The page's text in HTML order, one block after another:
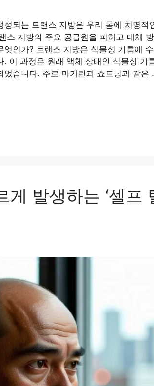
성되는 트랜스 지방은 우리 몸에 치명적
스 지방의 주요 공급원을 피하고 대체
엇인가? 트랜스 지방은 식물성 기름에
. 이 과정은 원래 액체 상태인 식물성 기
었습니다. 주로 마가린과 쇼트닝과 같
게 발생하는 ‘셀프